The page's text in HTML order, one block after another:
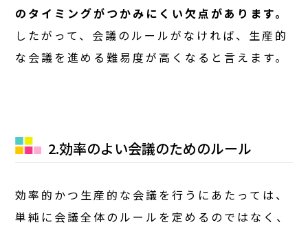
のタイミングがつかみにくい欠点があります。
したがって、会議のルールがなければ、生産的
な会議を進める難易度が高くなると言えます。
2.効率のよい会議のためのルール
効率的かつ生産的な会議を行うにあたっては、
単純に会議全体のルールを定めるのではなく、